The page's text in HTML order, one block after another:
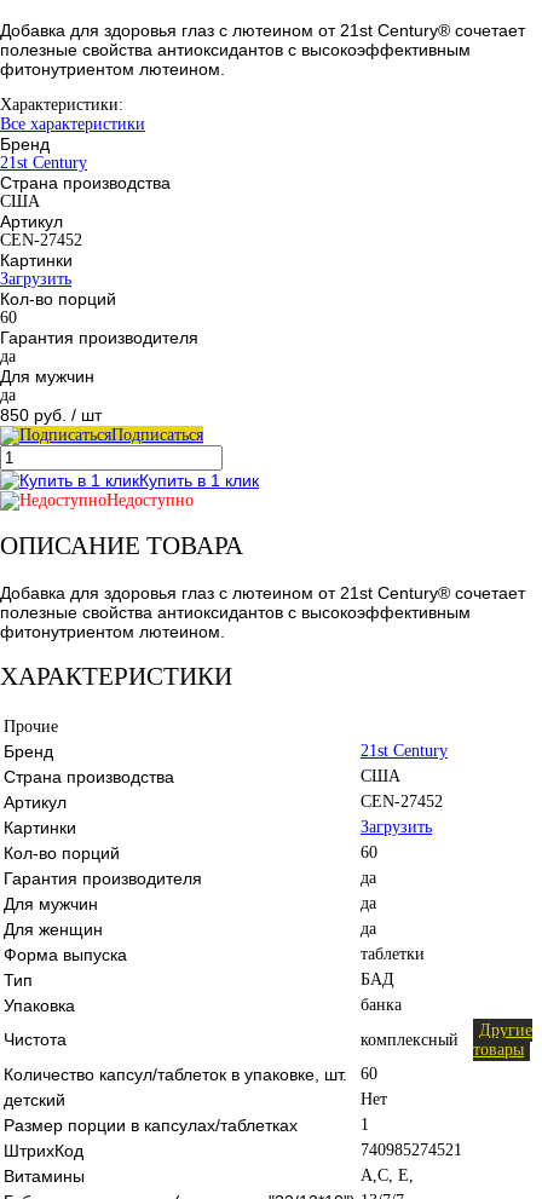
Добавка для здоровья глаз с лютеином от 21st Century® сочетает
полезные свойства антиоксидантов с высокоэффективным
фитонутриентом лютеином.
Характеристики:
Все характеристики
Бренд
21st Century
Страна производства
США
Артикул
CEN-27452
Картинки
Загрузить
Кол-во порций
60
Гарантия производителя
да
Для мужчин
да
850 руб. / шт
Подписаться
Купить в 1 клик
Недоступно
ОПИСАНИЕ ТОВАРА
Добавка для здоровья глаз с лютеином от 21st Century® сочетает
полезные свойства антиоксидантов с высокоэффективным
фитонутриентом лютеином.
ХАРАКТЕРИСТИКИ
Прочие
Бренд 21st Century
Страна производства США
Артикул CEN-27452
Картинки Загрузить
Кол-во порций 60
Гарантия производителя да
Для мужчин да
Для женщин да
Форма выпуска таблетки
Тип БАД
Упаковка банка
Чистота комплексный
Другие
товары
Количество капсул/таблеток в упаковке, шт. 60
детский Нет
Размер порции в капсулах/таблетках 1
ШтрихКод 740985274521
Витамины A,C, E,